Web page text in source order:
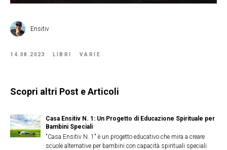
Ensitiv
14.08.2023 LIBRI VARIE
Scopri altri Post e Articoli
Casa Ensitiv N. 1: Un Progetto di Educazione Spirituale per
Bambini Speciali
"Casa Ensitiv N. 1" è un progetto educativo che mira a creare
scuole alternative per bambini con capacità spirituali speciali